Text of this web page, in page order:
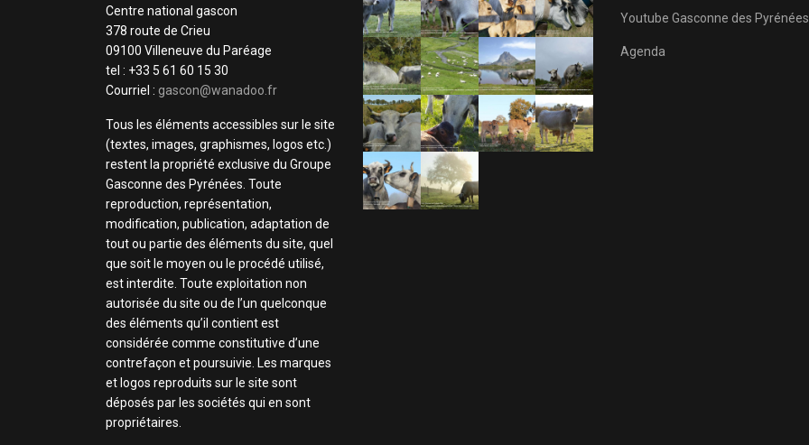
Centre national gascon
378 route de Crieu
09100 Villeneuve du Paréage
tel : +33 5 61 60 15 30
Courriel : gascon@wanadoo.fr
Tous les éléments accessibles sur le site
(textes, images, graphismes, logos etc.)
restent la propriété exclusive du Groupe
Gasconne des Pyrénées. Toute
reproduction, représentation,
modification, publication, adaptation de
tout ou partie des éléments du site, quel
que soit le moyen ou le procédé utilisé,
est interdite. Toute exploitation non
autorisée du site ou de l’un quelconque
des éléments qu’il contient est
considérée comme constitutive d’une
contrefaçon et poursuivie. Les marques
et logos reproduits sur le site sont
déposés par les sociétés qui en sont
propriétaires.
Youtube Gasconne des Pyrénées
Agenda